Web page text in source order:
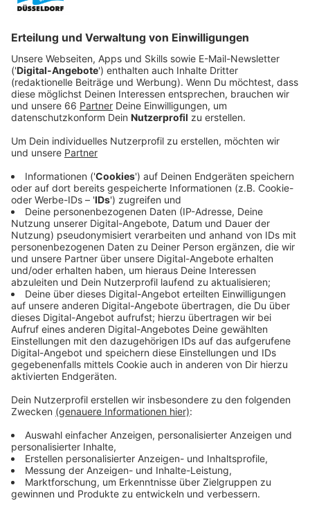
Veröffentlicht:
Anzeige
Doch die Adaption gestaltet sich schwieriger als
gedacht. Denn das Paar schleppt eine Menge
Probleme und schwierige Familienverhältnisse mit sich
rum, die die Antragstellung nicht gerade vereinfachen.
Dass Nikkis beste Freundin Erica (Ophelia Lovibond)
gerade mit ihrem zweiten Kind schwanger ist und ihr
die Freuden ihrer Schwangerschaft täglich unter die
Nase reibt, hilft da auch nicht weiter.
Streaming-Dienst: Apple TV+
Anzeige
Wir benötigen Ihre
Zustimmung, um den YouTube
Video-Service zu laden!
Drittanbieters, um Videoinhalte
Daten zu Ihren Aktivitäten
sammeln. Bitte lesen Sie die
Details durch und stimmen Sie der
Nutzung des Service zu, um dieses